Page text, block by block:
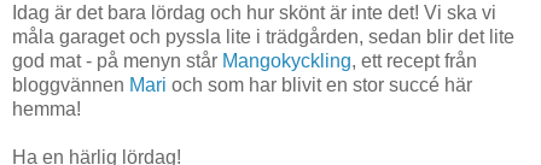
Idag är det bara lördag och hur skönt är inte det! Vi ska vi
måla garaget och pyssla lite i trädgården, sedan blir det lite
god mat - på menyn står Mangokyckling, ett recept från
bloggvännen Mari och som har blivit en stor succé här
hemma!
Ha en härlig lördag!